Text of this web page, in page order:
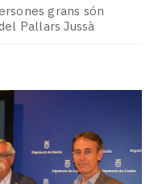
grans són
Pallars Jussà